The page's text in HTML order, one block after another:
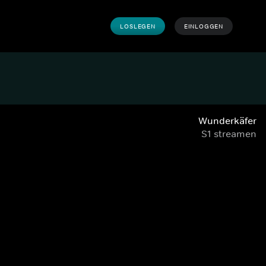
LOSLEGEN EINLOGGEN
Wunderkäfer
S1 streamen